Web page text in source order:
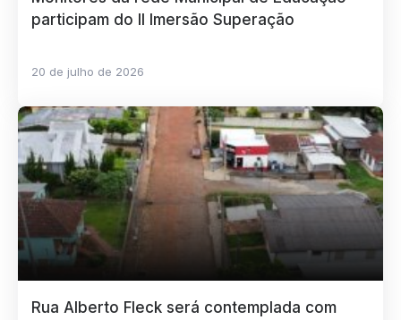
participam do II Imersão Superação
20 de julho de 2026
Rua Alberto Fleck será contemplada com